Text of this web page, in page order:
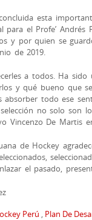
esta
para el Profe’
y por quien se
de 2019.
a todos. Ha
y qué bueno que
absorber todo ese
no solo son
Vincenzo De Martis
de Hockey
el pasado,
Perú , Plan De